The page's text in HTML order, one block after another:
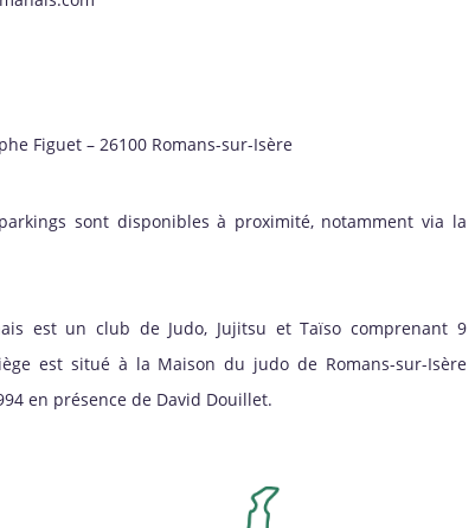
Figuet – 26100 Romans-sur-Isère
sont disponibles à proximité, notamment via la
est un club de Judo, Jujitsu et Taïso comprenant 9
est situé à la Maison du judo de Romans-sur-Isère
en présence de David Douillet.